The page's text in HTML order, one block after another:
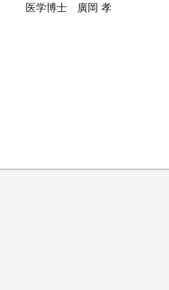
医学博士 廣岡 孝